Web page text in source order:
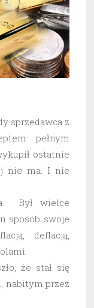
sprzedawca z
pełnym
ostatnie
nie ma. I nie
Był wielce
sposób swoje
deflacją,
że stał się
nabitym przez